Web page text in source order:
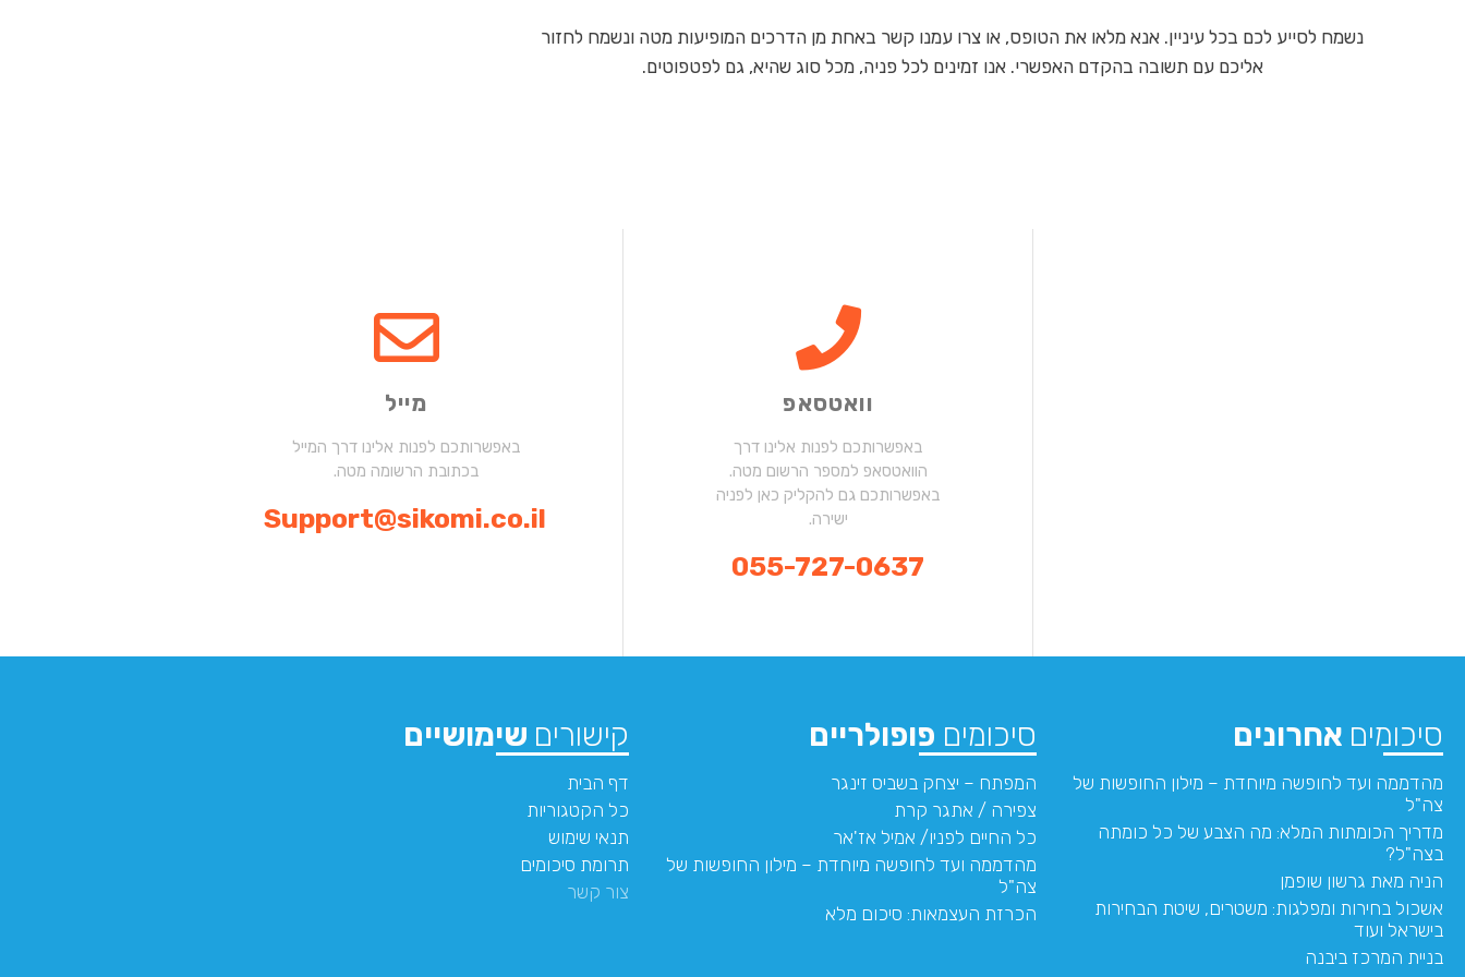
נשמח לסייע לכם בכל עיניין. אנא מלאו את הטופס, או צרו עמנו קשר באחת מן הדרכים המופיעות מטה ונשמח לחזור
אליכם עם תשובה בהקדם האפשרי. אנו זמינים לכל פניה, מכל סוג שהיא, גם לפטפוטים.
וואטסאפ
באפשרותכם לפנות אלינו דרך
הוואטסאפ למספר הרשום מטה.
באפשרותכם גם להקליק כאן לפניה
ישירה.
055-727-0637
מייל
באפשרותכם לפנות אלינו דרך המייל
בכתובת הרשומה מטה.
Support@sikomi.co.il
סיכומים אחרונים
מהדממה ועד לחופשה מיוחדת – מילון החופשות של
צה"ל
מדריך הכומתות המלא: מה הצבע של כל כומתה
בצה"ל?
הניה מאת גרשון שופמן
אשכול בחירות ומפלגות: משטרים, שיטת הבחירות
בישראל ועוד
בניית המרכז ביבנה
סיכומים פופולריים
המפתח – יצחק בשביס זינגר
צפירה / אתגר קרת
כל החיים לפניו/ אמיל אז'אר
מהדממה ועד לחופשה מיוחדת – מילון החופשות של
צה"ל
הכרזת העצמאות: סיכום מלא
קישורים שימושיים
דף הבית
כל הקטגוריות
תנאי שימוש
תרומת סיכומים
צור קשר